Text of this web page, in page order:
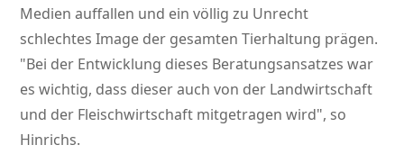
Medien auffallen und ein völlig zu Unrecht
schlechtes Image der gesamten Tierhaltung prägen.
Bei der Entwicklung dieses Beratungsansatzes war
es wichtig, dass dieser auch von der Landwirtschaft
und der Fleischwirtschaft mitgetragen wird , so
Hinrichs.